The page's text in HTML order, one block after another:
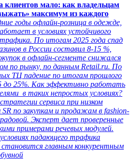
клиентов мало: как владельцам
максимум из каждого
годы офлайн-розница в одежде,
в условиях устойчивого
По итогам 2025 года спад
в России составил 8-15 %,
в офлайн-сегменте снижался
по рынку, по данным Retail.ru. По
ТЦ падение по итогам прошлого
до 25%. Как эффективно работать
в таких непростых условиях?
сервиса при низком
по закупкам и продажам в fashion-
Эксперт дает проверенные
примерами речевых модулей.
падающего трафика
становится главным конкурентным